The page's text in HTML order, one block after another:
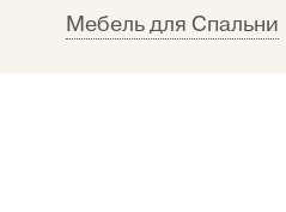
Мебель для Спальни